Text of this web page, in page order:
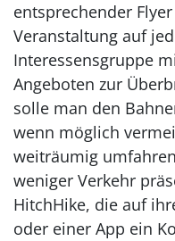
entsprechender
Veranstaltung auf
Interessensgruppe
Angeboten zur
solle man den
wenn möglich
weiträumig
weniger Verkehr
HitchHike, die auf
oder einer App ein